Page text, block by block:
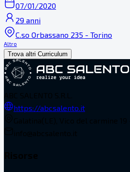
07/01/2020
29 anni
C.so Orbassano 235 - Torino
Altro
Trova altri Curriculum
https://abcsalento.it